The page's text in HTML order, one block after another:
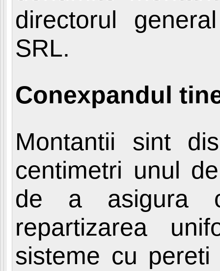
directorul
SRL.
Conexpandul
Montantii sint
centimetri unul
de a asigura
repartizarea
sisteme cu